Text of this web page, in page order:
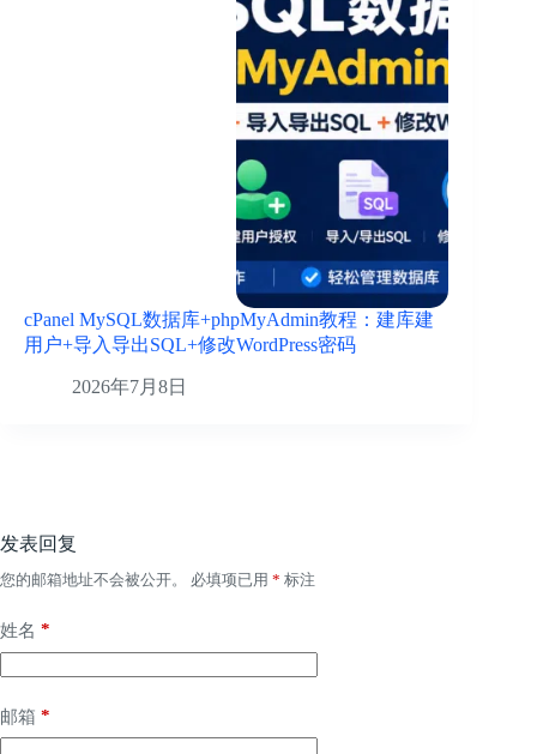
cPanel MySQL数据库+phpMyAdmin教程：建库建
用户+导入导出SQL+修改WordPress密码
2026年7月8日
发表回复
您的邮箱地址不会被公开。 必填项已用 * 标注
姓名 *
邮箱 *